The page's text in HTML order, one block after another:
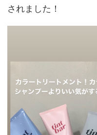
されました！